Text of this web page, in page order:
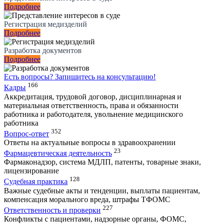
Подробнее
Регистрация медизделий
Подробнее
Разработка документов
Подробнее
Есть вопросы? Запишитесь на консультацию!
Кадры 166
Аккредитация, трудовой договор, дисциплинарная и
материальная ответственность, права и обязанности
работника и работодателя, увольнение медицинского
работника
Вопрос-ответ 352
Ответы на актуальные вопросы в здравоохранении
Фармацевтическая деятельность 23
Фармаконадзор, система МДЛП, патенты, товарные знаки,
лицензирование
Судебная практика 128
Важные судебные акты и тенденции, выплаты пациентам,
компенсация морального вреда, штрафы ТФОМС
Ответственность и проверки 227
Конфликты с пациентами, надзорные органы, ФОМС,